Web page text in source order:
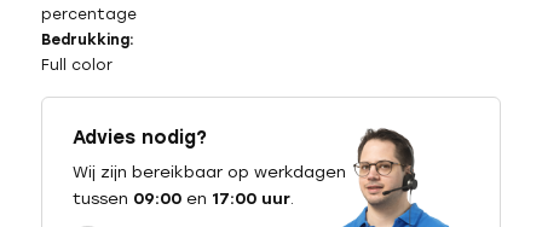
percentage
Bedrukking:
Full color
Advies nodig?
Wij zijn bereikbaar op werkdagen
tussen 09:00en 17:00 uur.